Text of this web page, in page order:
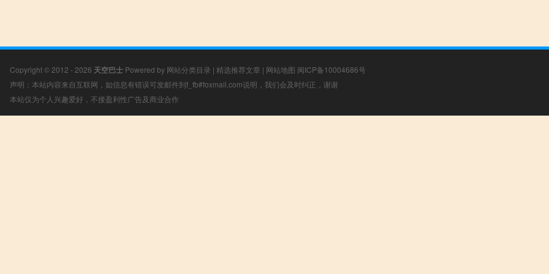
Copyright © 2012 - 2026 天空巴士 Powered by 网站分类目录 | 精选推荐文章 | 网站地图 闽ICP备10004686号
声明：本站内容来自互联网，如信息有错误可发邮件到f_fb#foxmail.com说明，我们会及时纠正，谢谢
本站仅为个人兴趣爱好，不接盈利性广告及商业合作